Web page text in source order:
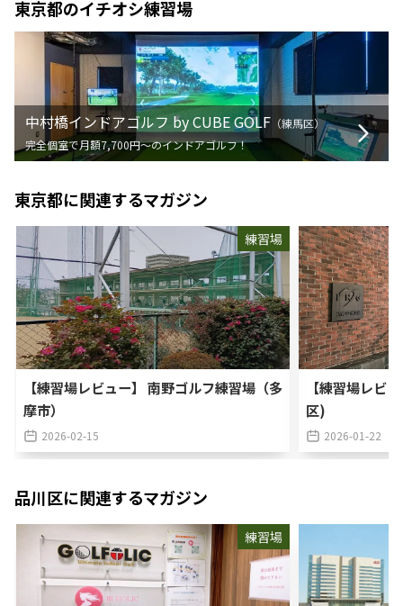
東京都のイチオシ練習場
中村橋インドアゴルフ by CUBE GOLF （練馬区）
完全個室で月額7,700円〜のインドアゴルフ！
東京都に関連するマガジン
練習場
【練習場レビュー】 南野ゴルフ練習場（多
摩市）
2026-02-15
【練習場レビ
区)
2026-01-22
品川区に関連するマガジン
練習場